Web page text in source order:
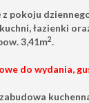
z pokoju
łazienki
3,41m2.
do wydania,